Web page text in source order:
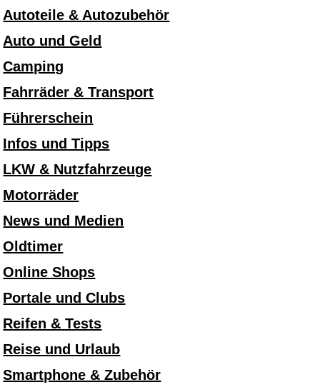
Autoteile & Autozubehör
Auto und Geld
Camping
Fahrräder & Transport
Führerschein
Infos und Tipps
LKW & Nutzfahrzeuge
Motorräder
News und Medien
Oldtimer
Online Shops
Portale und Clubs
Reifen & Tests
Reise und Urlaub
Smartphone & Zubehör